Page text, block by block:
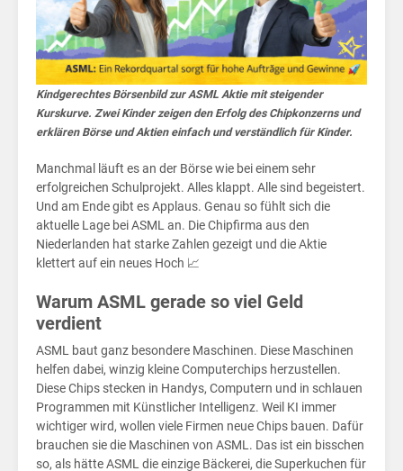
Kindgerechtes Börsenbild zur ASML Aktie mit steigender
Kurskurve. Zwei Kinder zeigen den Erfolg des Chipkonzerns und
erklären Börse und Aktien einfach und verständlich für Kinder.
Manchmal läuft es an der Börse wie bei einem sehr
erfolgreichen Schulprojekt. Alles klappt. Alle sind begeistert.
Und am Ende gibt es Applaus. Genau so fühlt sich die
aktuelle Lage bei ASML an. Die Chipfirma aus den
Niederlanden hat starke Zahlen gezeigt und die Aktie
klettert auf ein neues Hoch 📈
Warum ASML gerade so viel Geld
verdient
ASML baut ganz besondere Maschinen. Diese Maschinen
helfen dabei, winzig kleine Computerchips herzustellen.
Diese Chips stecken in Handys, Computern und in schlauen
Programmen mit Künstlicher Intelligenz. Weil KI immer
wichtiger wird, wollen viele Firmen neue Chips bauen. Dafür
brauchen sie die Maschinen von ASML. Das ist ein bisschen
so, als hätte ASML die einzige Bäckerei, die Superkuchen für